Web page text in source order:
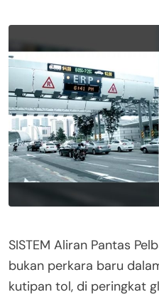
SISTEM Aliran Pantas
bukan perkara baru
kutipan tol, di peringkat